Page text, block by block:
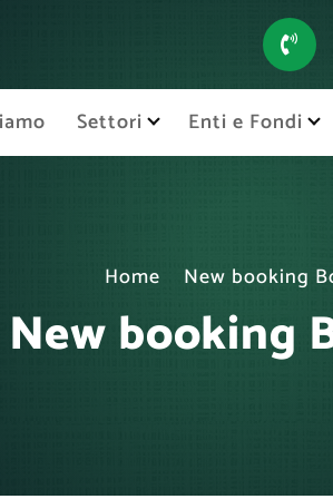
Settori Enti e Fondi
Home New booking
New booking